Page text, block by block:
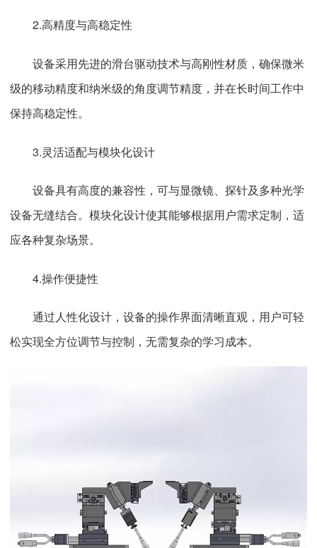
2.高精度与高稳定性
设备采用先进的滑台驱动技术与高刚性材质，确保微米
级的移动精度和纳米级的角度调节精度，并在长时间工作中
保持高稳定性。
3.灵活适配与模块化设计
设备具有高度的兼容性，可与显微镜、探针及多种光学
设备无缝结合。模块化设计使其能够根据用户需求定制，适
应各种复杂场景。
4.操作便捷性
通过人性化设计，设备的操作界面清晰直观，用户可轻
松实现全方位调节与控制，无需复杂的学习成本。